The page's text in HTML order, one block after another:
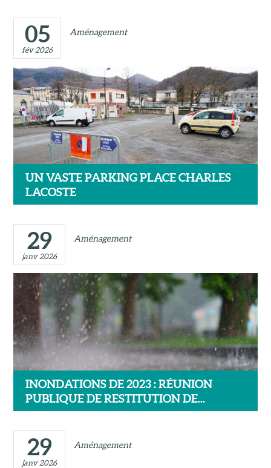
05
fév 2026
Aménagement
UN VASTE PARKING PLACE CHARLES
LACOSTE
29
janv 2026
Aménagement
INONDATIONS DE 2023 : RÉUNION
PUBLIQUE DE RESTITUTION DE...
29
janv 2026
Aménagement